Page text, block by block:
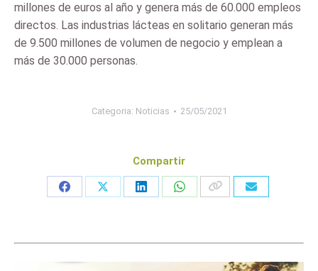
millones de euros al año y genera más de 60.000 empleos
directos. Las industrias lácteas en solitario generan más
de 9.500 millones de volumen de negocio y emplean a
más de 30.000 personas.
Categoria: Noticias 25/05/2021
Compartir
Share
Share
Share
Share